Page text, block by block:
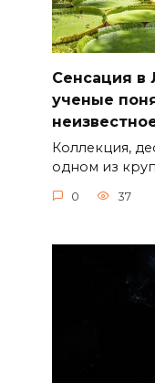
Сенсация в
ученые
Коллекция,
одном из
0 37